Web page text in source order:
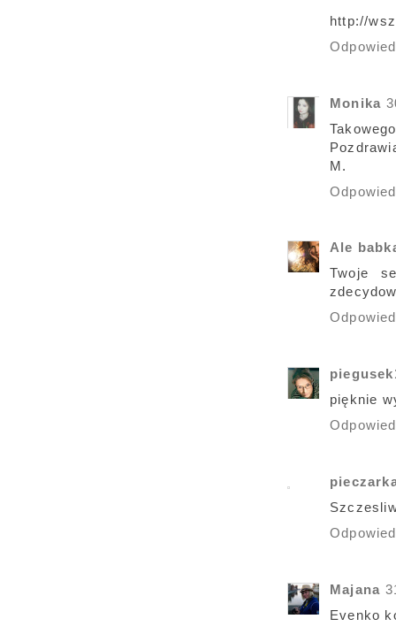
http://
Monika
M.
Ale
Twoje
pięknie
Majana
Evenko